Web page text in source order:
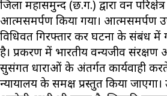
जिला महासमुन्द (छ.ग.) द्वारा वन
आत्मसमर्पण किया गया। आत्मसमर्पण
विधिवत गिरफ्तार कर घटना के संबंध में
है। प्रकरण में भारतीय वन्यजीव
सुसंगत धाराओं के अंतर्गत कार्यवाही
न्यायालय के समक्ष प्रस्तुत किया